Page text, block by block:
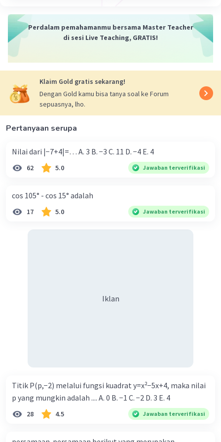
Perdalam pemahamanmu bersama Master Teacher
di sesi Live Teaching, GRATIS!
Klaim Gold gratis sekarang!
Dengan Gold kamu bisa tanya soal ke Forum
sepuasnya, lho.
Pertanyaan serupa
Nilai dari |−7+4|=… A. 3 B. −3 C. 11 D. −4 E. 4
62 5.0 Jawaban terverifikasi
cos 105° - cos 15° adalah
17 5.0 Jawaban terverifikasi
Iklan
Titik P(p,−2) melalui fungsi kuadrat y=x²−5x+4, maka nilai
p yang mungkin adalah .... A. 0 B. −1 C. −2 D. 3 E. 4
28 4.5 Jawaban terverifikasi